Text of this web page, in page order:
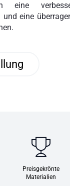
eine
eine
Preisgekrönte
Materialien